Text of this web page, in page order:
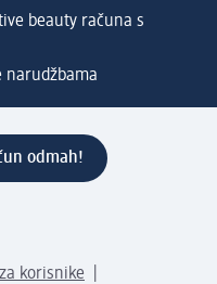
beauty računa s
narudžbama
odmah!
korisnike